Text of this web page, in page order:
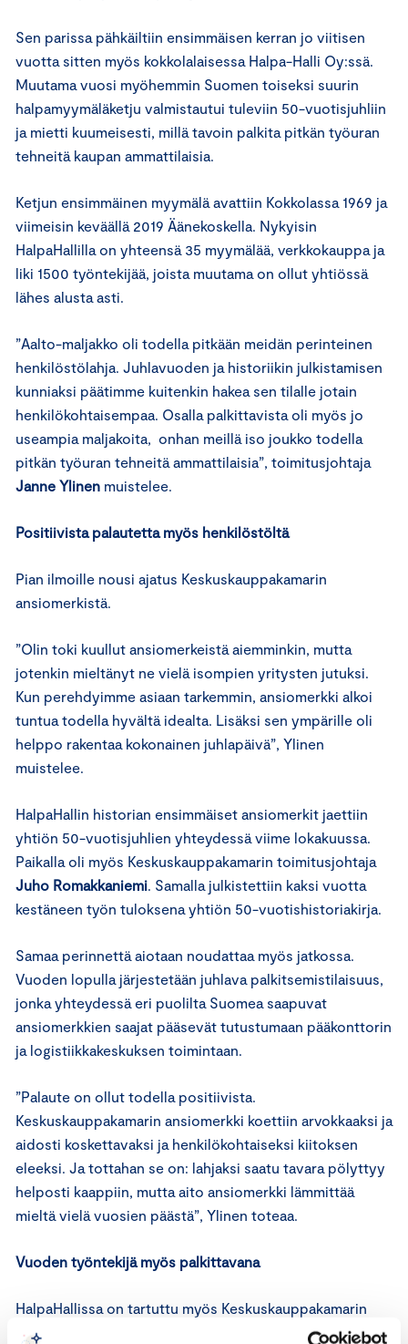
Sen parissa pähkäiltiin ensimmäisen kerran jo viitisen
vuotta sitten myös kokkolalaisessa Halpa-Halli Oy:ssä.
Muutama vuosi myöhemmin Suomen toiseksi suurin
halpamyymäläketju valmistautui tuleviin 50-vuotisjuhliin
ja mietti kuumeisesti, millä tavoin palkita pitkän työuran
tehneitä kaupan ammattilaisia.
Ketjun ensimmäinen myymälä avattiin Kokkolassa 1969 ja
viimeisin keväällä 2019 Äänekoskella. Nykyisin
HalpaHallilla on yhteensä 35 myymälää, verkkokauppa ja
liki 1500 työntekijää, joista muutama on ollut yhtiössä
lähes alusta asti.
”Aalto-maljakko oli todella pitkään meidän perinteinen
henkilöstölahja. Juhlavuoden ja historiikin julkistamisen
kunniaksi päätimme kuitenkin hakea sen tilalle jotain
henkilökohtaisempaa. Osalla palkittavista oli myös jo
useampia maljakoita, onhan meillä iso joukko todella
pitkän työuran tehneitä ammattilaisia”, toimitusjohtaja
Janne Ylinen muistelee.
Positiivista palautetta myös henkilöstöltä
Pian ilmoille nousi ajatus Keskuskauppakamarin
ansiomerkistä.
”Olin toki kuullut ansiomerkeistä aiemminkin, mutta
jotenkin mieltänyt ne vielä isompien yritysten jutuksi.
Kun perehdyimme asiaan tarkemmin, ansiomerkki alkoi
tuntua todella hyvältä idealta. Lisäksi sen ympärille oli
helppo rakentaa kokonainen juhlapäivä”, Ylinen
muistelee.
HalpaHallin historian ensimmäiset ansiomerkit jaettiin
yhtiön 50-vuotisjuhlien yhteydessä viime lokakuussa.
Paikalla oli myös Keskuskauppakamarin toimitusjohtaja
Juho Romakkaniemi. Samalla julkistettiin kaksi vuotta
kestäneen työn tuloksena yhtiön 50-vuotishistoriakirja.
Samaa perinnettä aiotaan noudattaa myös jatkossa.
Vuoden lopulla järjestetään juhlava palkitsemistilaisuus,
jonka yhteydessä eri puolilta Suomea saapuvat
ansiomerkkien saajat pääsevät tutustumaan pääkonttorin
ja logistiikkakeskuksen toimintaan.
”Palaute on ollut todella positiivista.
Keskuskauppakamarin ansiomerkki koettiin arvokkaaksi ja
aidosti koskettavaksi ja henkilökohtaiseksi kiitoksen
eleeksi. Ja tottahan se on: lahjaksi saatu tavara pölyttyy
helposti kaappiin, mutta aito ansiomerkki lämmittää
mieltä vielä vuosien päästä”, Ylinen toteaa.
Vuoden työntekijä myös palkittavana
HalpaHallissa on tartuttu myös Keskuskauppakamarin
toiseen ”henkilöstöpalkintoon” eli Vuoden työntekijä -